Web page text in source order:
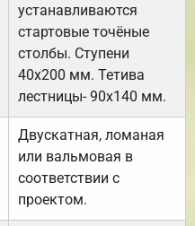
устанавливаются
стартовые точёные
столбы. Ступени
40х200 мм. Тетива
лестницы- 90х140 мм.
Двускатная, ломаная
или вальмовая в
соответствии с
проектом.